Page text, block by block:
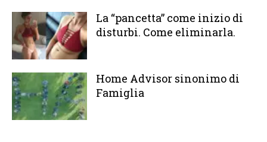
La “pancetta” come inizio di
disturbi. Come eliminarla.
Home Advisor sinonimo di
Famiglia